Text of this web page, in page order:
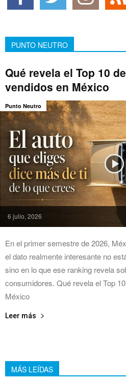
PUNTO NEUTRO
Qué revela el Top 10
vendidos en México
6 julio, 2026
Punto Neutro
En el primer semestre de 2026,
el dato realmente interesante no
sino en lo que ese ranking revela
consumidores. Qué revela el Top
México
Leer más
MÁS LEÍDAS